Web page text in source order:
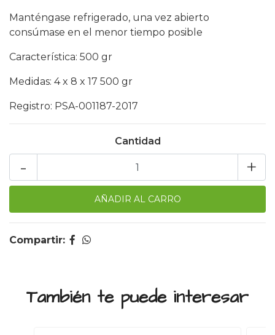
Manténgase refrigerado, una vez abierto
consúmase en el menor tiempo posible
Característica: 500 gr
Medidas: 4 x 8 x 17 500 gr
Registro: PSA-001187-2017
Cantidad
+
-
Compartir:
También te puede interesar